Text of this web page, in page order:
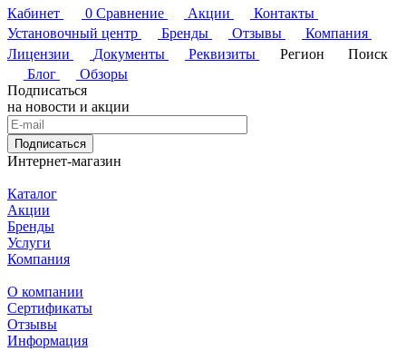
Кабинет
0 Сравнение Акции
Контакты
Установочный центр
Бренды Отзывы
Компания
Лицензии
Документы Реквизиты Регион
Поиск
Блог
Обзоры
Подписаться
на новости и акции
Подписаться
Интернет-магазин
Каталог
Акции
Бренды
Услуги
Компания
О компании
Сертификаты
Отзывы
Информация